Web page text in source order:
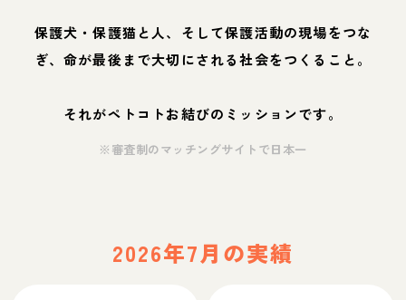
保護犬・保護猫と人、そして保護活動の現場をつな
ぎ、命が最後まで大切にされる社会をつくること。
それがペトコトお結びのミッションです。
※審査制のマッチングサイトで日本一
2026年7月の実績